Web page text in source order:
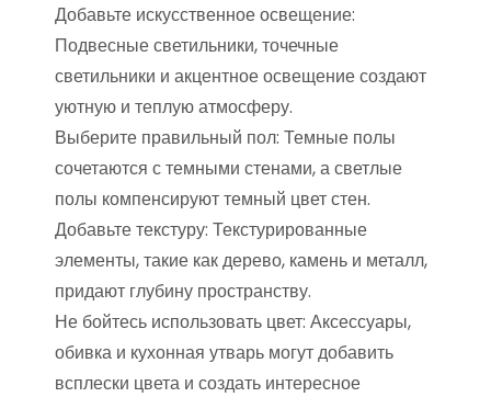
Добавьте искусственное освещение:
Подвесные светильники, точечные
светильники и акцентное освещение создают
уютную и теплую атмосферу.
Выберите правильный пол: Темные полы
сочетаются с темными стенами, а светлые
полы компенсируют темный цвет стен.
Добавьте текстуру: Текстурированные
элементы, такие как дерево, камень и металл,
придают глубину пространству.
Не бойтесь использовать цвет: Аксессуары,
обивка и кухонная утварь могут добавить
всплески цвета и создать интересное